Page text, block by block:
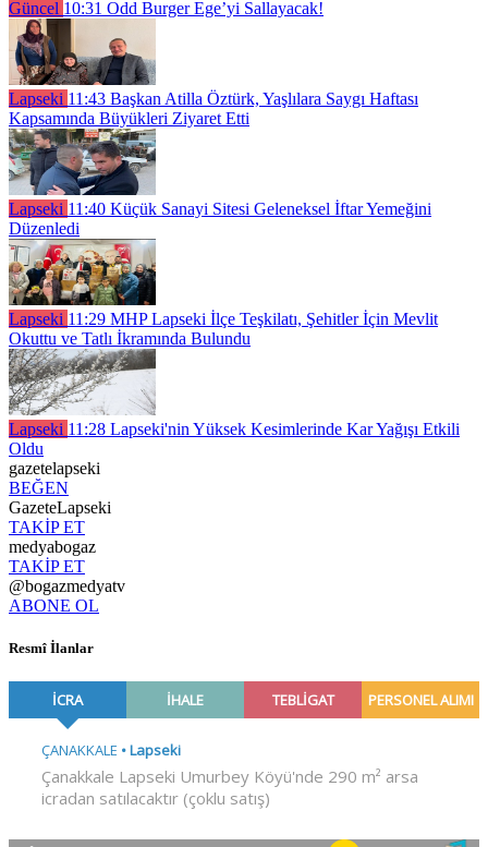
Güncel 10:31 Odd Burger Ege’yi Sallayacak!
Lapseki 11:43 Başkan Atilla Öztürk, Yaşlılara Saygı Haftası
Kapsamında Büyükleri Ziyaret Etti
Lapseki 11:40 Küçük Sanayi Sitesi Geleneksel İftar Yemeğini
Düzenledi
Lapseki 11:29 MHP Lapseki İlçe Teşkilatı, Şehitler İçin Mevlit
Okuttu ve Tatlı İkramında Bulundu
Lapseki 11:28 Lapseki'nin Yüksek Kesimlerinde Kar Yağışı Etkili
Oldu
gazetelapseki
BEĞEN
GazeteLapseki
TAKİP ET
medyabogaz
TAKİP ET
@bogazmedyatv
ABONE OL
Resmî İlanlar